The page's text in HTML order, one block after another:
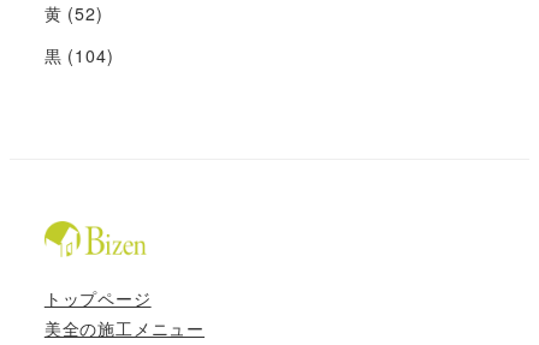
黄 (52)
黒 (104)
トップページ
美全の施工メニュー